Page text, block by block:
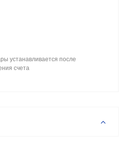
устанавливается после
счета